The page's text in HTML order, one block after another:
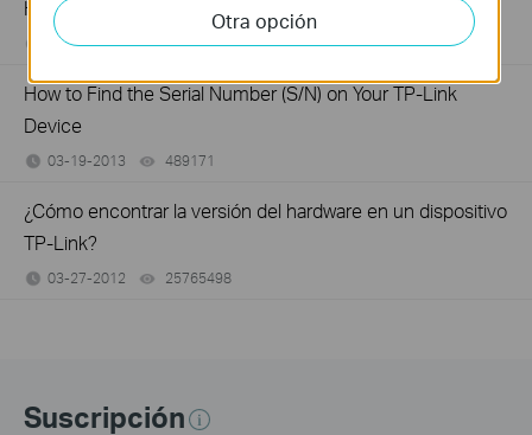
How to Find the Model Number of Your TP-Link Device
01-12-2018 7625174views
How to Find the Serial Number (S/N) on Your TP-Link
Device
03-19-2013 489171
¿Cómo encontrar la versión del hardware en un dispositivo
TP-Link?
03-27-2012 25765498
Suscripción
Otra opción